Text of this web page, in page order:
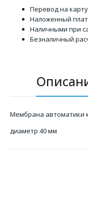
Перевод на
Наложенный
Наличными при
Безналичный
Мембрана автоматики
диаметр 40 мм